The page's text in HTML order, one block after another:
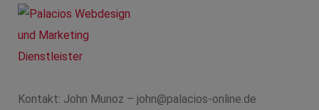
Kontakt: John Munoz – john@palacios-online.de